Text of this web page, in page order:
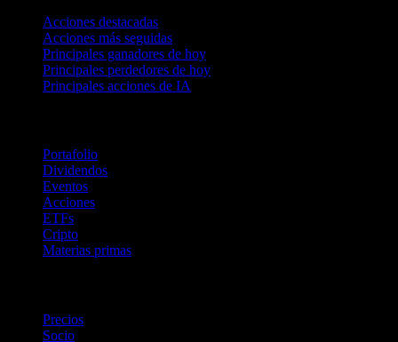
Acciones destacadas
Acciones más seguidas
Principales ganadores de hoy
Principales perdedores de hoy
Principales acciones de IA
Portafolio
Dividendos
Eventos
Acciones
ETFs
Cripto
Materias primas
Precios
Socio